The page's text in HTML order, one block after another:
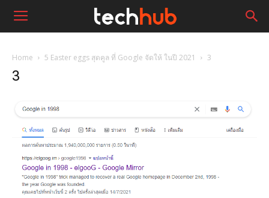
Home 5 Easter eggs สุดคูล ที่ Google จัดให้ ในปี 2021 3
3